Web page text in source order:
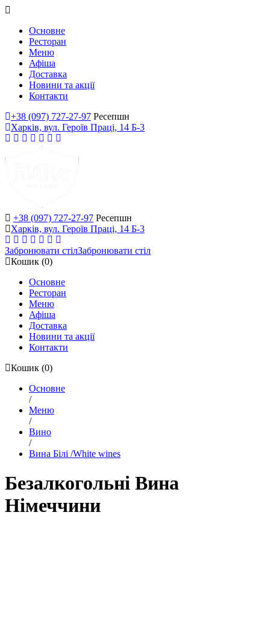
Основне
Ресторан
Меню
Афіша
Доставка
Новини та акції
Контакти
+38 (097) 727-27-97 Ресепшн
Харків, вул. Героїв Праці, 14 Б-3
+38 (097) 727-27-97 Ресепшн
Харків, вул. Героїв Праці, 14 Б-3
Забронювати стілЗабронювати стіл
Кошик (0)
Основне
Ресторан
Меню
Афіша
Доставка
Новини та акції
Контакти
Кошик (0)
Основне
/
Меню
/
Вино
/
Вина Білі /White wines
Безалкогольні Вина
Німеччини